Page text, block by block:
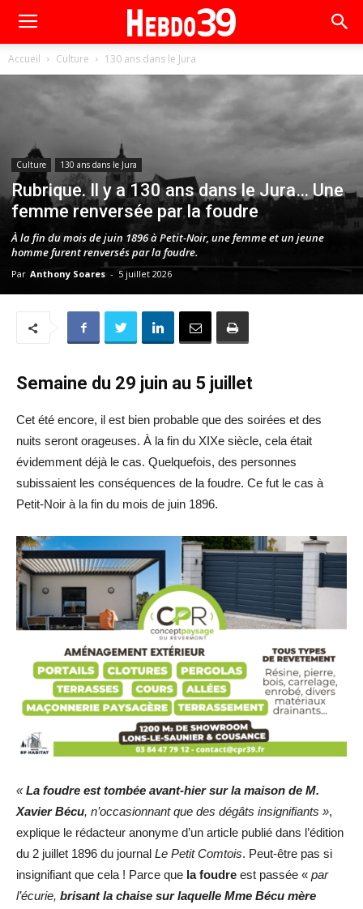
Accueil Culture 130 ans dans le Jura
Culture 130 ans dans le Jura
Rubrique. Il y a 130 ans dans le Jura… Une
femme renversée par la foudre
À la fin du mois de juin 1896 à Petit-Noir, une femme et un jeune
homme furent renversés par la foudre.
Par Anthony Soares - 5 juillet 2026
Semaine du 29 juin au 5 juillet
Cet été encore, il est bien probable que des soirées et des
nuits seront orageuses. À la fin du XIXe siècle, cela était
évidemment déjà le cas. Quelquefois, des personnes
subissaient les conséquences de la foudre. Ce fut le cas à
Petit-Noir à la fin du mois de juin 1896.
«La foudre est tombée avant-hier sur la maison de M.
Xavier Bécu, n’occasionnant que des dégâts insignifiants »,
explique le rédacteur anonyme d’un article publié dans l’édition
du 2 juillet 1896 du journal Le Petit Comtois. Peut-être pas si
insignifiant que cela ! Parce que la foudre est passée « par
l’écurie, brisant la chaise sur laquelle Mme Bécu mère